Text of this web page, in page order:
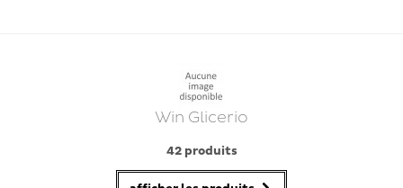
Win Glicerio
42 produits